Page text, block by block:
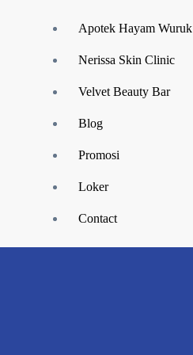
Apotek Hayam Wuruk
Nerissa Skin Clinic
Velvet Beauty Bar
Blog
Promosi
Loker
Contact